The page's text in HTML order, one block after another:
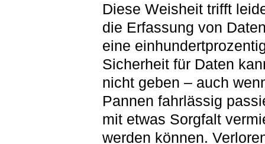
Diese Weisheit trifft
die Erfassung von
eine
Sicherheit für Daten
nicht geben – auch
Pannen fahrlässig
mit etwas Sorgfalt
werden können.